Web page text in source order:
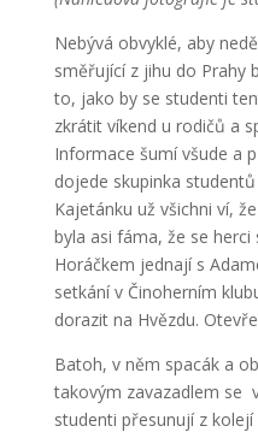
Nebývá obvyklé, aby
směřující z jihu do Prahy
to, jako by se studenti
zkrátit víkend u rodičů a
Informace šumí všude a
dojede skupinka
Kajetánku už všichni ví,
byla asi fáma, že se herci
Horáčkem jednají s
setkání v Činoherním
dorazit na Hvězdu.
Batoh, v něm spacák a
takovým zavazadlem se
studenti přesunují z